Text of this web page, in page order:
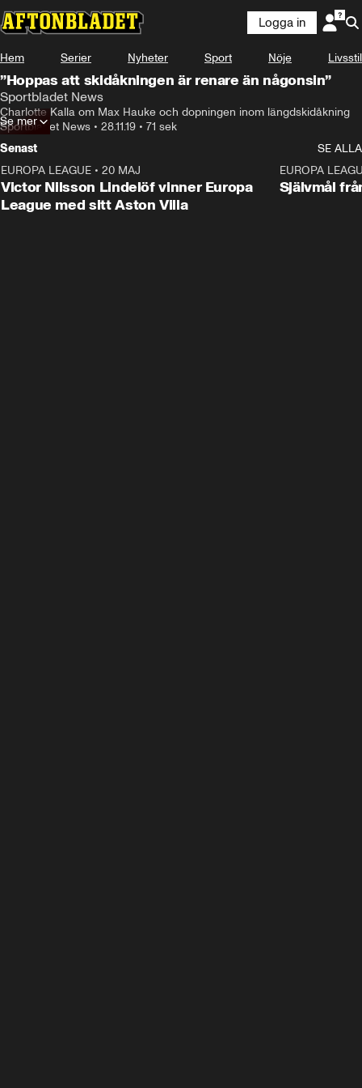
Logga in
Hem Serier Nyheter Sport Nöje Livsstil
”Hoppas att skidåkningen är renare än någonsin”
Sportbladet News
Charlotte Kalla om Max Hauke och dopningen inom längdskidåkning
Sportbladet News • 28.11.19 • 71 sek
Se mer
Senast
SE ALLA
EUROPA LEAGUE • 20 MAJ
Victor Nilsson Lindelöf vinner Europa
League med sitt Aston Villa
EUROPA
Självmål